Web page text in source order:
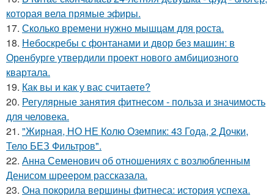
которая вела прямые эфиры.
17. Сколько времени нужно мышцам для роста.
18. Небоскребы с фонтанами и двор без машин: в
Оренбурге утвердили проект нового амбициозного
квартала.
19. Как вы и как у вас считаете?
20. Регулярные занятия фитнесом - польза и значимость
для человека.
21. "Жирная, НО НЕ Колю Оземпик: 43 Года, 2 Дочки,
Тело БЕЗ Фильтров".
22. Анна Семенович об отношениях с возлюбленным
Денисом шреером рассказала.
23. Она покорила вершины фитнеса: история успеха.